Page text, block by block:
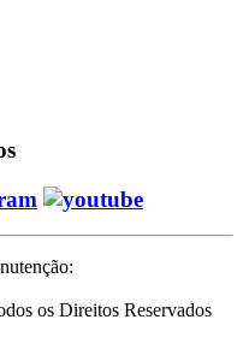
os Direitos Reservados